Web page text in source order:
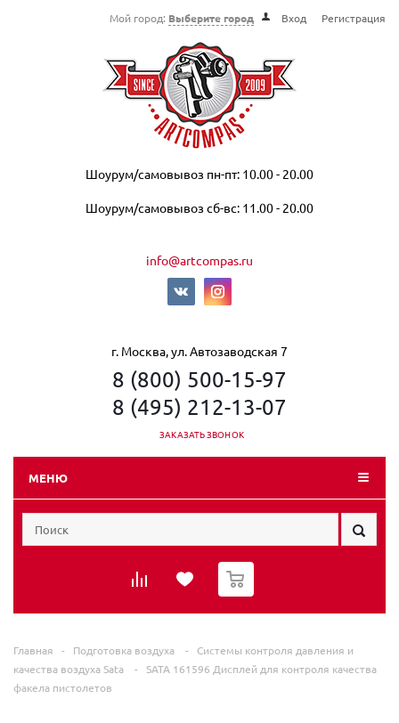
Мой город: Выберите город Вход Регистрация
Шоурум/самовывоз пн-пт: 10.00 - 20.00
Шоурум/самовывоз сб-вс: 11.00 - 20.00
info@artcompas.ru
г. Москва, ул. Автозаводская 7
8 (800) 500-15-97
8 (495) 212-13-07
ЗАКАЗАТЬ ЗВОНОК
МЕНЮ
0
Главная - Подготовка воздуха -
Системы контроля давления и
качества воздуха Sata
-
SATA 161596 Дисплей для контроля качества
факела пистолетов